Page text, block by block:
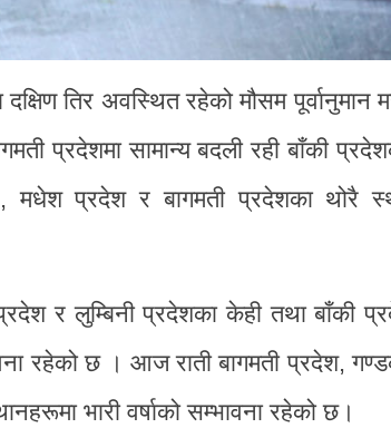
तिर अवस्थित रहेको मौसम पूर्वानुमान
प्रदेशमा सामान्य बदली रही बाँकी
प्रदेश र बागमती प्रदेशका थोरै
र लुम्बिनी प्रदेशका केही तथा बाँकी
रहेको छ । आज राती बागमती प्रदेश,
भारी वर्षाको सम्भावना रहेको छ।